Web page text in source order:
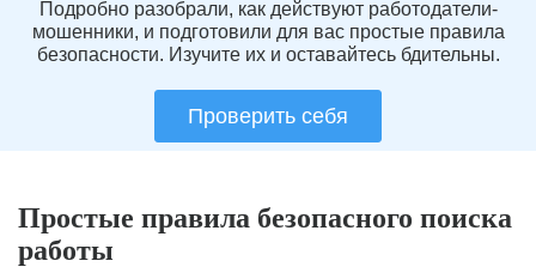
Подробно разобрали, как действуют работодатели-
мошенники, и подготовили для вас простые правила
безопасности. Изучите их и оставайтесь бдительны.
Проверить себя
Простые правила безопасного поиска
работы